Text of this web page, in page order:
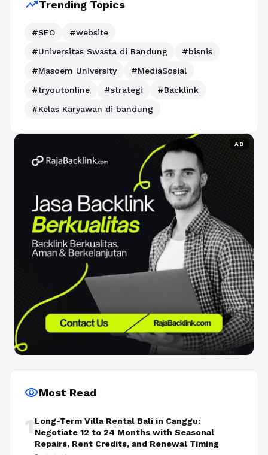
trending_upTrending Topics
#SEO
#website
#Universitas Swasta di Bandung
#bisnis
#Masoem University
#MediaSosial
#tryoutonline
#strategi
#Backlink
#Kelas Karyawan di bandung
AD
visibilityMost Read
1 Long-Term Villa Rental Bali in Canggu:
Negotiate 12 to 24 Months with Seasonal
Repairs, Rent Credits, and Renewal Timing